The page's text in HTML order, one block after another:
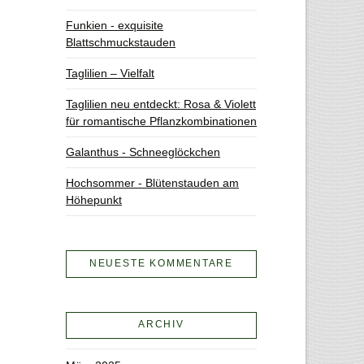
Funkien - exquisite
Blattschmuckstauden
Taglilien – Vielfalt
Taglilien neu entdeckt: Rosa & Violett
für romantische Pflanzkombinationen
Galanthus - Schneeglöckchen
Hochsommer - Blütenstauden am
Höhepunkt
NEUESTE KOMMENTARE
ARCHIV